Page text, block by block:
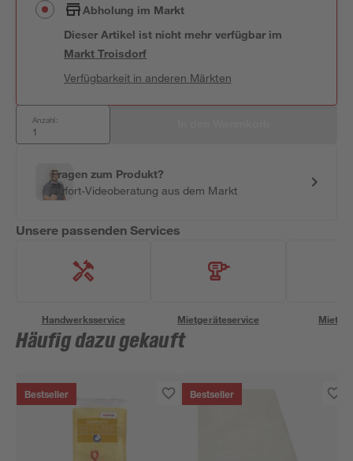
Abholung im Markt
Dieser Artikel ist nicht mehr verfügbar im
MarktTroisdorf
Verfügbarkeit in anderen Märkten
Anzahl:
Fragen zum Produkt?
Sofort-Videoberatung aus dem Markt
Unsere passenden Services
Handwerksservice Mietgeräteservice
Häufig dazu gekauft
Bestseller Bestseller